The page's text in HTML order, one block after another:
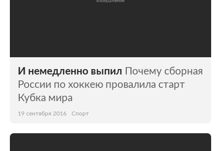
И немедленно выпил Почему сборная
России по хоккею провалила старт
Кубка мира
19 сентября 2016 Спорт